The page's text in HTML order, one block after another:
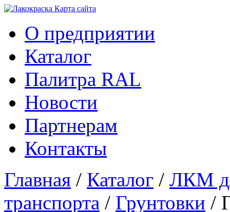
Карта сайтa
О предприятии
Каталог
Палитра RAL
Новости
Партнерам
Контакты
Главная / Каталог / ЛКМ
транспорта / Грунтовки /